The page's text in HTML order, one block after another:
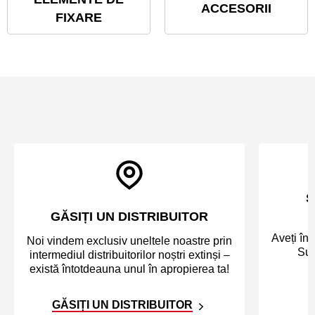
FIXARE
ACCESORII
GĂSIȚI UN DISTRIBUITOR
Noi vindem exclusiv uneltele noastre prin
intermediul distribuitorilor noștri extinși –
există întotdeauna unul în apropierea ta!
GĂSIȚI UN DISTRIBUITOR
Aveți